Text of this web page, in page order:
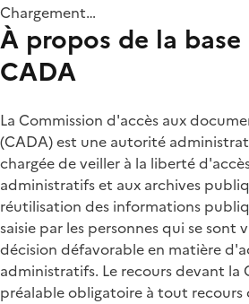
Chargement…
À propos de la base
CADA
La Commission d'accès aux
(CADA) est une autorité
chargée de veiller à la liberté
administratifs et aux archives
réutilisation des informations
saisie par les personnes qui se sont
décision défavorable en matière
administratifs. Le recours devant la
préalable obligatoire à tout recours